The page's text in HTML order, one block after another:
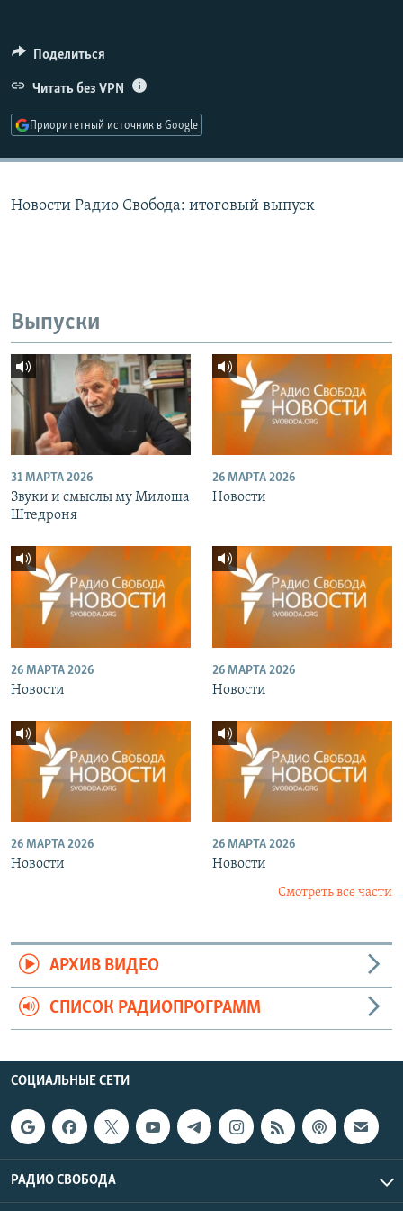
ПОДПИШИТЕСЬ НА РАССЫЛКУ
СОЦИАЛЬНЫЕ СЕТИ
Поделиться
Читать без VPN
Приоритетный источник в Google
Новости Радио Свобода: итоговый выпуск
Выпуски
31 МАРТА 2026
Звуки и смыслы му Милоша
Штедроня
26 МАРТА 2026
Новости
26 МАРТА 2026
Новости
26 МАРТА 2026
Новости
26 МАРТА 2026
Новости
26 МАРТА 2026
Новости
Смотреть все части
АРХИВ ВИДЕО
СПИСОК РАДИОПРОГРАММ
СОЦИАЛЬНЫЕ СЕТИ
РАДИО СВОБОДА